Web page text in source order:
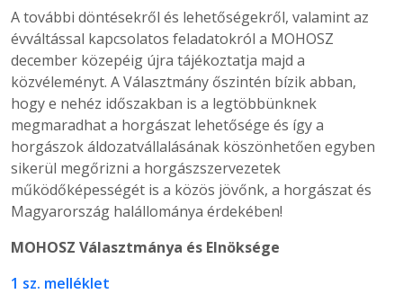
A további döntésekről és lehetőségekről, valamint az
évváltással kapcsolatos feladatokról a MOHOSZ
december közepéig újra tájékoztatja majd a
közvéleményt. A Választmány őszintén bízik abban,
hogy e nehéz időszakban is a legtöbbünknek
megmaradhat a horgászat lehetősége és így a
horgászok áldozatvállalásának köszönhetően egyben
sikerül megőrizni a horgászszervezetek
működőképességét is a közös jövőnk, a horgászat és
Magyarország halállománya érdekében!
MOHOSZ Választmánya és Elnöksége
1 sz. melléklet